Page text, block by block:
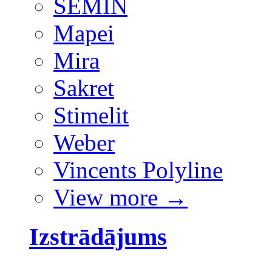
SEMIN
Mapei
Mira
Sakret
Stimelit
Weber
Vincents Polyline
View more →
Izstrādājums